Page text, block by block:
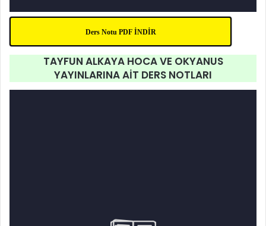
Ders Notu PDF İNDİR
TAYFUN ALKAYA HOCA VE OKYANUS
YAYINLARINA AİT DERS NOTLARI